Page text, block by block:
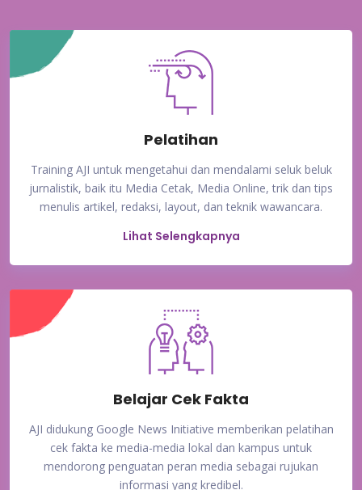
Pelatihan
Training AJI untuk mengetahui dan mendalami seluk beluk
jurnalistik, baik itu Media Cetak, Media Online, trik dan tips
menulis artikel, redaksi, layout, dan teknik wawancara.
Lihat Selengkapnya
Belajar Cek Fakta
AJI didukung Google News Initiative memberikan pelatihan
cek fakta ke media-media lokal dan kampus untuk
mendorong penguatan peran media sebagai rujukan
informasi yang kredibel.